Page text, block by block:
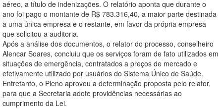
aéreo, a título de indenizações. O relatório aponta que durante o
ano foi pago o montante de R$ 783.316,40, a maior parte destinada
a uma única empresa e o restante, em favor da própria empresa
que solicitou a auditoria.
Após a análise dos documentos, o relator do processo, conselheiro
Alencar Soares, concluiu que os serviços foram de fato utilizados em
situações de emergência, contratados a preços de mercado e
efetivamente utilizado por usuários do Sistema Único de Saúde.
Entretanto, o Pleno aprovou a determinação proposta pelo relator,
para que a Secretaria adote providências necessárias ao
cumprimento da Lei.